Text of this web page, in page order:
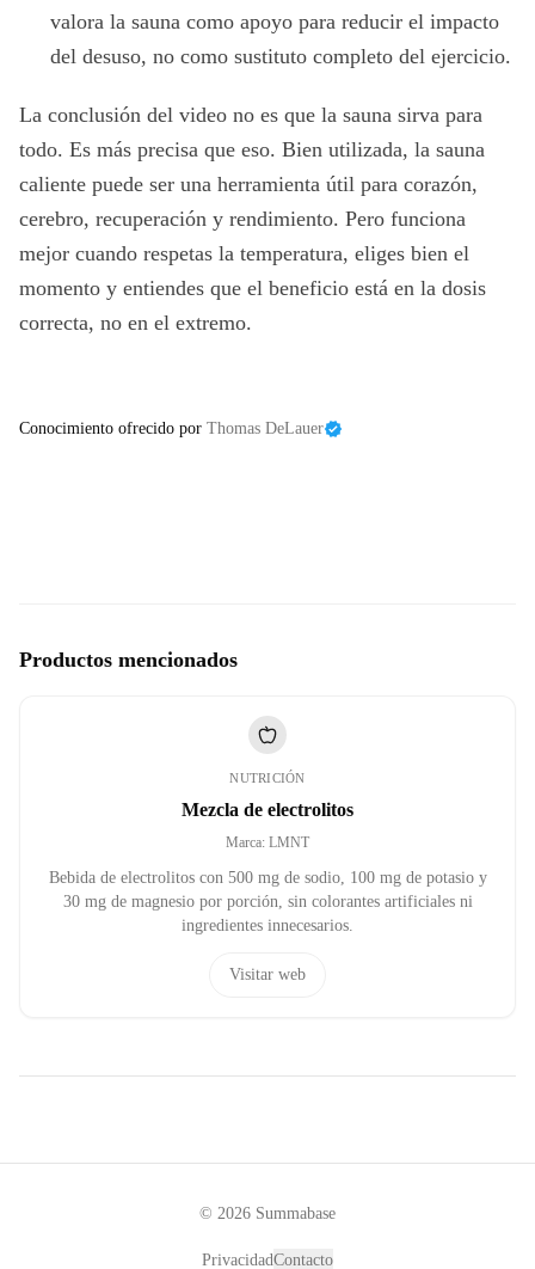
valora la sauna como apoyo para reducir el impacto
del desuso, no como sustituto completo del ejercicio.
La conclusión del video no es que la sauna sirva para
todo. Es más precisa que eso. Bien utilizada, la sauna
caliente puede ser una herramienta útil para corazón,
cerebro, recuperación y rendimiento. Pero funciona
mejor cuando respetas la temperatura, eliges bien el
momento y entiendes que el beneficio está en la dosis
correcta, no en el extremo.
Conocimiento ofrecido por Thomas DeLauer
Productos mencionados
NUTRICIÓN
Mezcla de electrolitos
Marca: LMNT
Bebida de electrolitos con 500 mg de sodio, 100 mg de potasio y
30 mg de magnesio por porción, sin colorantes artificiales ni
ingredientes innecesarios.
Visitar web
© 2026 Summabase
PrivacidadContacto